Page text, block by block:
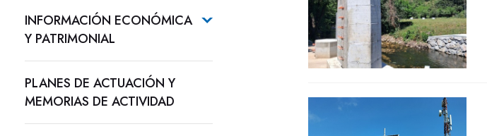
INFORMACIÓN ECONÓMICA
Y PATRIMONIAL
PLANES DE ACTUACIÓN Y
MEMORIAS DE ACTIVIDAD